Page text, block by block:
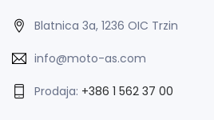
Blatnica 3a, 1236 OIC Trzin
info@moto-as.com
Prodaja: +386 1 562 37 00